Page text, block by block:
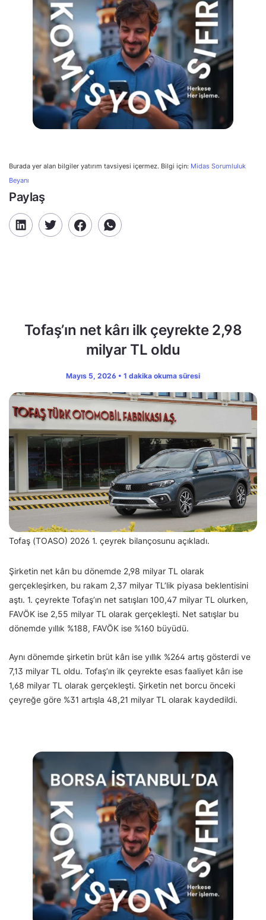
Burada yer alan bilgiler yatırım tavsiyesi içermez. Bilgi için: Midas Sorumluluk
Beyanı
Paylaş
Tofaş’ın net kârı ilk çeyrekte 2,98
milyar TL oldu
Mayıs 5, 2026 • 1 dakika okuma süresi
Tofaş (TOASO) 2026 1. çeyrek bilançosunu açıkladı.
Şirketin net kârı bu dönemde 2,98 milyar TL olarak
gerçekleşirken, bu rakam 2,37 milyar TL’lik piyasa beklentisini
aştı. 1. çeyrekte Tofaş’ın net satışları 100,47 milyar TL olurken,
FAVÖK ise 2,55 milyar TL olarak gerçekleşti. Net satışlar bu
dönemde yıllık %188, FAVÖK ise %160 büyüdü.
Aynı dönemde şirketin brüt kârı ise yıllık %264 artış gösterdi ve
7,13 milyar TL oldu. Tofaş’ın ilk çeyrekte esas faaliyet kârı ise
1,68 milyar TL olarak gerçekleşti. Şirketin net borcu önceki
çeyreğe göre %31 artışla 48,21 milyar TL olarak kaydedildi.